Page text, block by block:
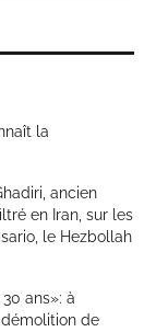
la
ancien
en Iran, sur les
le Hezbollah
ans»: à
de